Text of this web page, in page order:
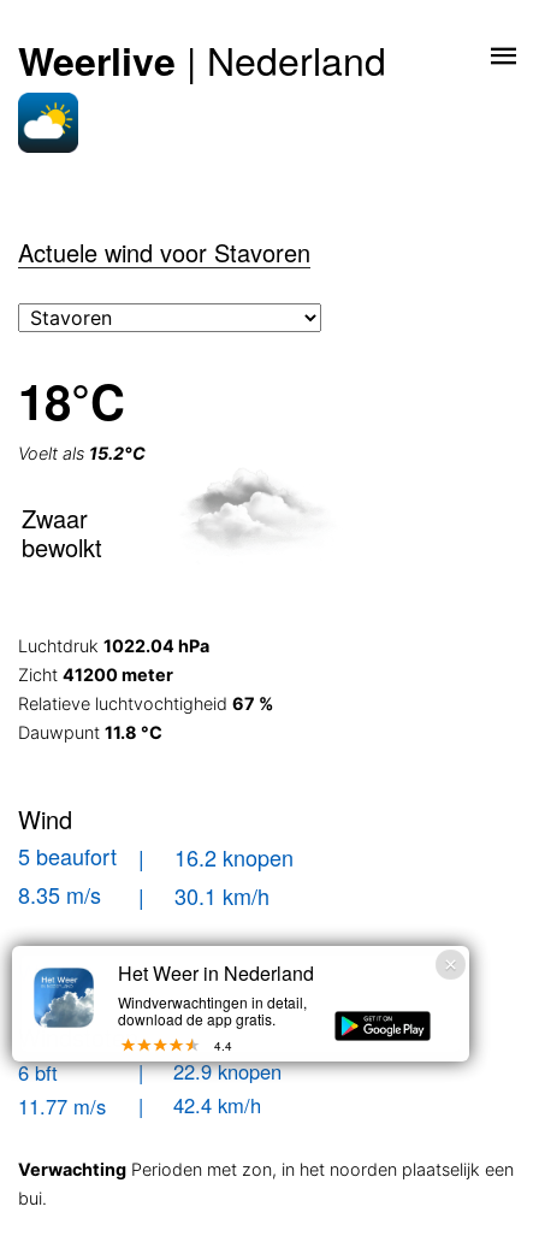
Weerlive | Nederland
Actuele wind voor Stavoren
18°C
Voelt als 15.2°C
Zwaar
bewolkt
Luchtdruk 1022.04 hPa
Zicht 41200 meter
Relatieve luchtvochtigheid 67 %
Dauwpunt 11.8 °C
Wind
5 beaufort
| 16.2 knopen
8.35 m/s
| 30.1 km/h
West
Windstoten
6 bft
| 22.9 knopen
11.77 m/s
| 42.4 km/h
Verwachting Perioden met zon, in het noorden plaatselijk een
bui.
Het Weer in Nederland
Windverwachtingen in detail,
download de app gratis.
4.4